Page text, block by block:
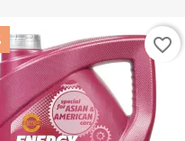
favorite_border